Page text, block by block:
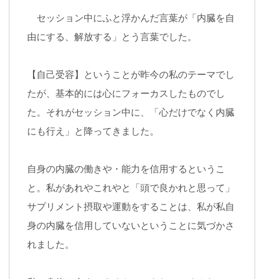
セッション中にふと浮かんだ言葉が「内臓を自
由にする、解放する」とう言葉でした。
【自己受容】ということが昨今の私のテーマでし
たが、基本的には心にフォーカスしたものでし
た。それがセッション中に、「心だけでなく内臓
にも行え」と降ってきました。
自身の内臓の働きや・能力を信用するというこ
と。私があれやこれやと「頭で良かれと思って」
サプリメント摂取や運動をすることは、私が私自
身の内臓を信用していないということに気づかさ
れました。